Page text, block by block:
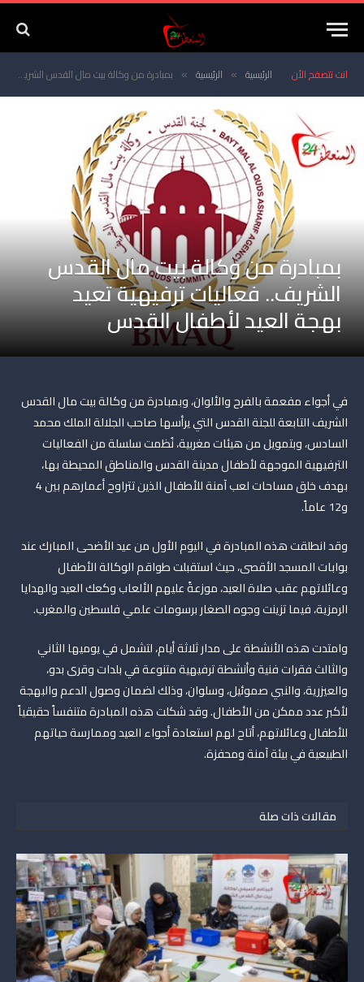
انت تتصفح الأن الرئيسية » الرئيسية » بمبادرة من وكالة بيت مال القدس الشريف.. فعاليات ترفيهية تعيد بهجة العيد لأطفال القدس
بمبادرة من وكالة بيت مال القدس
الشريف.. فعاليات ترفيهية تعيد
بهجة العيد لأطفال القدس
في أجواء مفعمة بالفرح والألوان، وبمبادرة من وكالة بيت مال القدس
الشريف التابعة للجنة القدس التي يرأسها صاحب الجلالة الملك محمد
السادس، وبتمويل من هيئات مغربية، نُظمت سلسلة من الفعاليات
الترفيهية الموجهة لأطفال مدينة القدس والمناطق المحيطة بها،
بهدف خلق مساحات لعب آمنة للأطفال الذين تتراوح أعمارهم بين 4
و12 عاماً.
وقد انطلقت هذه المبادرة في اليوم الأول من عيد الأضحى المبارك عند
بوابات المسجد الأقصى، حيث استقبلت طواقم الوكالة الأطفال
وعائلاتهم عقب صلاة العيد، موزعةً عليهم الألعاب وكعك العيد والهدايا
الرمزية، فيما تزينت وجوه الصغار برسومات علمي فلسطين والمغرب.
وامتدت هذه الأنشطة على مدار ثلاثة أيام، لتشمل في يوميها الثاني
والثالث فقرات فنية وأنشطة ترفيهية متنوعة في بلدات وقرى بدو،
والعيزرية، والنبي صموئيل، وسلوان، وذلك لضمان وصول الدعم والبهجة
لأكبر عدد ممكن من الأطفال. وقد شكلت هذه المبادرة متنفساً حقيقياً
للأطفال وعائلاتهم، أتاح لهم استعادة أجواء العيد وممارسة حياتهم
الطبيعية في بيئة آمنة ومحفزة.
مقالات ذات صلة